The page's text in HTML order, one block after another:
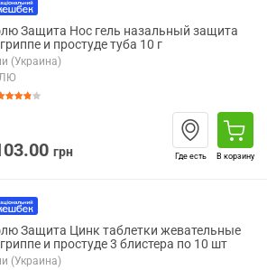
Защита Нос гель назальный защита
и простуде туба 10 г
(Украина)
грн Где есть В корзину
Защита Цинк таблетки жевательные
и простуде 3 блистера по 10 шт
(Украина)